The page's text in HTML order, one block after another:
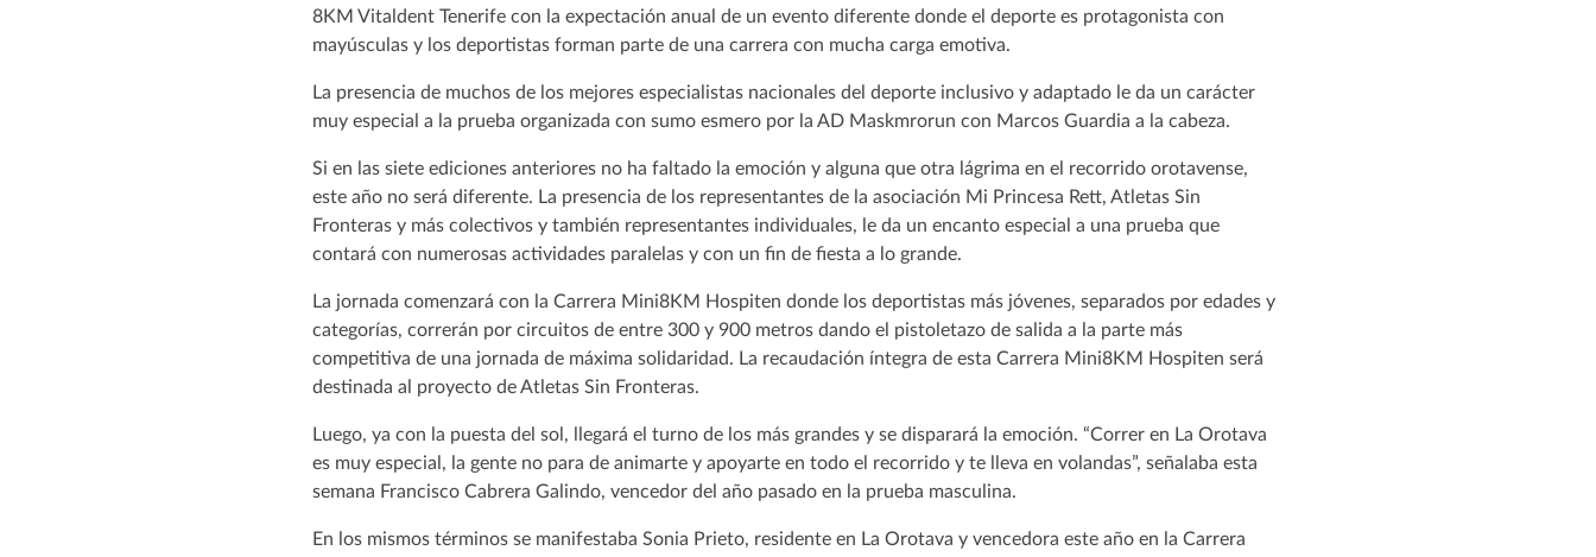
8KM Vitaldent Tenerife con la expectación anual de un evento diferente donde el deporte es protagonista con
mayúsculas y los deportistas forman parte de una carrera con mucha carga emotiva.
La presencia de muchos de los mejores especialistas nacionales del deporte inclusivo y adaptado le da un carácter
muy especial a la prueba organizada con sumo esmero por la AD Maskmrorun con Marcos Guardia a la cabeza.
Si en las siete ediciones anteriores no ha faltado la emoción y alguna que otra lágrima en el recorrido orotavense,
este año no será diferente. La presencia de los representantes de la asociación Mi Princesa Rett, Atletas Sin
Fronteras y más colectivos y también representantes individuales, le da un encanto especial a una prueba que
contará con numerosas actividades paralelas y con un fin de fiesta a lo grande.
La jornada comenzará con la Carrera Mini8KM Hospiten donde los deportistas más jóvenes, separados por edades y
categorías, correrán por circuitos de entre 300 y 900 metros dando el pistoletazo de salida a la parte más
competitiva de una jornada de máxima solidaridad. La recaudación íntegra de esta Carrera Mini8KM Hospiten será
destinada al proyecto de Atletas Sin Fronteras.
Luego, ya con la puesta del sol, llegará el turno de los más grandes y se disparará la emoción. “Correr en La Orotava
es muy especial, la gente no para de animarte y apoyarte en todo el recorrido y te lleva en volandas”, señalaba esta
semana Francisco Cabrera Galindo, vencedor del año pasado en la prueba masculina.
En los mismos términos se manifestaba Sonia Prieto, residente en La Orotava y vencedora este año en la Carrera